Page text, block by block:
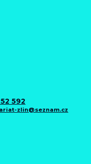
592
zlin@seznam.cz